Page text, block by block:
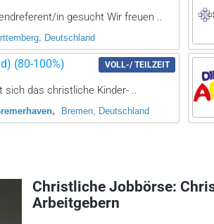
in gesucht Wir freuen ..
Deutschland
(80-100%) VOLL-/ TEILZEIT
sich das christliche Kinder- ..
Bremen, Deutschland
Christliche Jobbörse:
Arbeitgebern